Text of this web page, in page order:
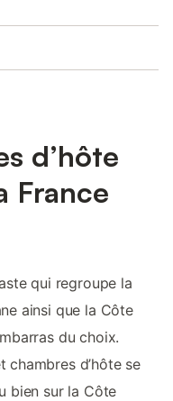
d’hôte
France
qui regroupe la
ainsi que la Côte
du choix.
chambres d’hôte se
bien sur la Côte